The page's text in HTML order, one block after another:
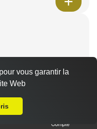
Compte
vous garantir la
Web